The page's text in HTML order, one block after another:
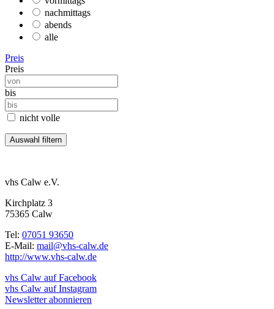
nachmittags
abends
alle
Preis
Preis
bis
nicht volle
vhs Calw e.V.
Kirchplatz 3
75365 Calw
Tel: 07051 93650
E-Mail: mail@vhs-calw.de
http://www.vhs-calw.de
vhs Calw auf Facebook
vhs Calw auf Instagram
Newsletter abonnieren